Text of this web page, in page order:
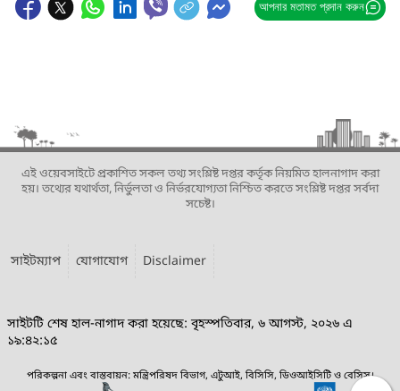
আপনার মতামত প্রদান করুন
এই ওয়েবসাইটে প্রকাশিত সকল তথ্য সংশ্লিষ্ট দপ্তর কর্তৃক নিয়মিত হালনাগাদ করা
হয়। তথ্যের যথার্থতা, নির্ভুলতা ও নির্ভরযোগ্যতা নিশ্চিত করতে সংশ্লিষ্ট দপ্তর সর্বদা
সচেষ্ট।
সাইটম্যাপ যোগাযোগ Disclaimer
সাইটটি শেষ হাল-নাগাদ করা হয়েছে: বৃহস্পতিবার, ৬ আগস্ট, ২০২৬ এ
১৯:৪২:১৫
পরিকল্পনা এবং বাস্তবায়ন: মন্ত্রিপরিষদ বিভাগ, এটুআই, বিসিসি, ডিওআইসিটি ও বেসিস।